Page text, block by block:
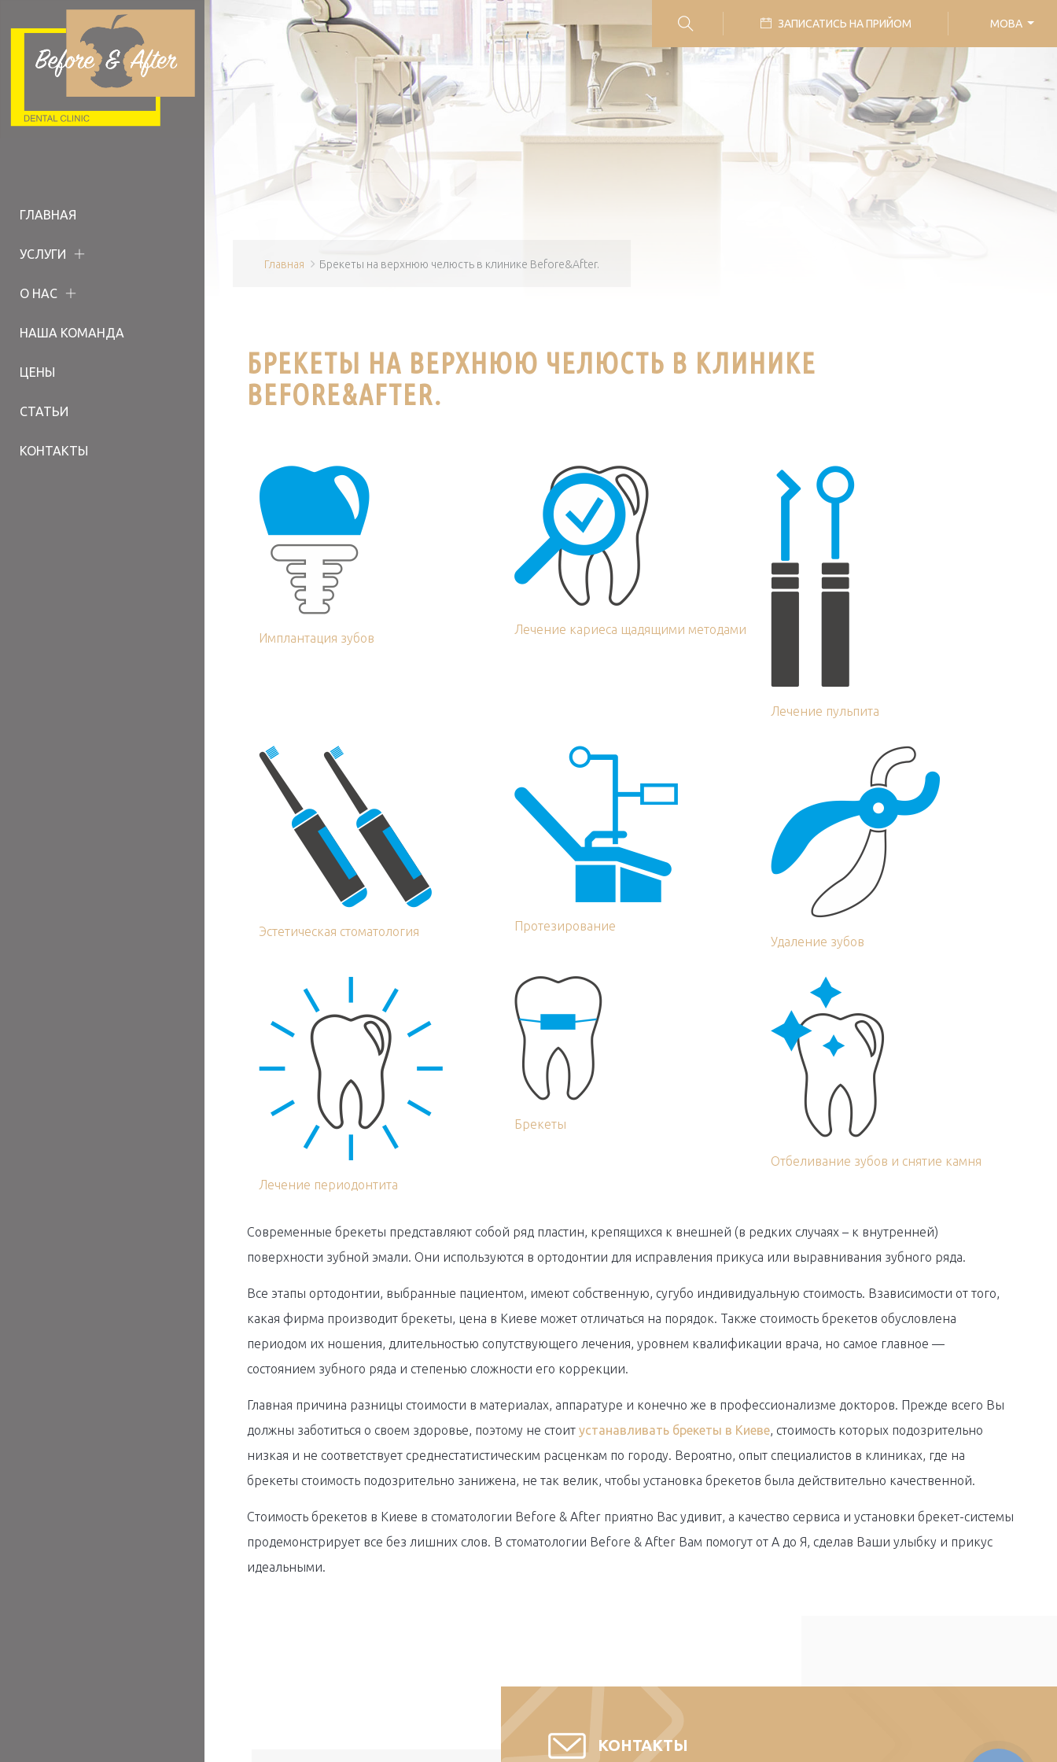
ГЛАВНАЯ
УСЛУГИ
О НАС
НАША КОМАНДА
ЦЕНЫ
СТАТЬИ
КОНТАКТЫ
ЗАПИСАТИСЬ НА ПРИЙОМ МОВА
Главная Брекеты на верхнюю челюсть в клинике Before&After.
БРЕКЕТЫ НА ВЕРХНЮЮ ЧЕЛЮСТЬ В КЛИНИКЕ
BEFORE&AFTER.
Имплантация зубов
Лечение кариеса щадящими методами
Лечение пульпита
Эстетическая стоматология
Протезирование
Удаление зубов
Лечение периодонтита
Брекеты
Отбеливание зубов и снятие камня
Современные брекеты представляют собой ряд пластин, крепящихся к внешней (в редких случаях – к внутренней)
поверхности зубной эмали. Они используются в ортодонтии для исправления прикуса или выравнивания зубного ряда.
Все этапы ортодонтии, выбранные пациентом, имеют собственную, сугубо индивидуальную стоимость. Взависимости от того,
какая фирма производит брекеты, цена в Киеве может отличаться на порядок. Также стоимость брекетов обусловлена
периодом их ношения, длительностью сопутствующего лечения, уровнем квалификации врача, но самое главное —
состоянием зубного ряда и степенью сложности его коррекции.
Главная причина разницы стоимости в материалах, аппаратуре и конечно же в профессионализме докторов. Прежде всего Вы
должны заботиться о своем здоровье, поэтому не стоит устанавливать брекеты в Киеве, стоимость которых подозрительно
низкая и не соответствует среднестатистическим расценкам по городу. Вероятно, опыт специалистов в клиниках, где на
брекеты стоимость подозрительно занижена, не так велик, чтобы установка брекетов была действительно качественной.
Стоимость брекетов в Киеве в стоматологии Before & After приятно Вас удивит, а качество сервиса и установки брекет-системы
продемонстрирует все без лишних слов. В стоматологии Before & After Вам помогут от А до Я, сделав Ваши улыбку и прикус
идеальными.
КОНТАКТЫ